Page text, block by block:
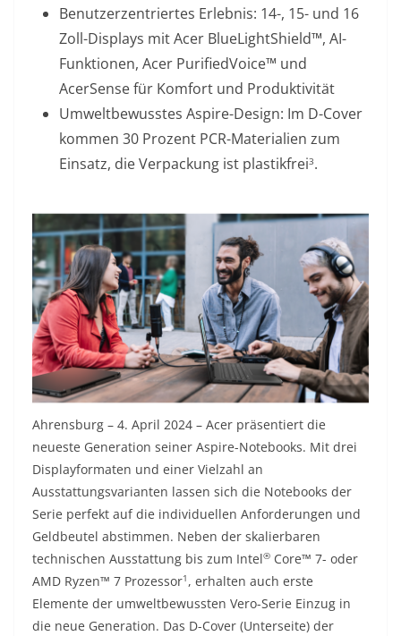
Benutzerzentriertes Erlebnis: 14-, 15- und 16
Zoll-Displays mit Acer BlueLightShield™, AI-
Funktionen, Acer PurifiedVoice™ und
AcerSense für Komfort und Produktivität
Umweltbewusstes Aspire-Design: Im D-Cover
kommen 30 Prozent PCR-Materialien zum
Einsatz, die Verpackung ist plastikfrei3.
Ahrensburg – 4. April 2024 – Acer präsentiert die
neueste Generation seiner Aspire-Notebooks. Mit drei
Displayformaten und einer Vielzahl an
Ausstattungsvarianten lassen sich die Notebooks der
Serie perfekt auf die individuellen Anforderungen und
Geldbeutel abstimmen. Neben der skalierbaren
technischen Ausstattung bis zum Intel® Core™ 7- oder
AMD Ryzen™ 7 Prozessor1 , erhalten auch erste
Elemente der umweltbewussten Vero-Serie Einzug in
die neue Generation. Das D-Cover (Unterseite) der